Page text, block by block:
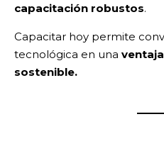
capacitación robustos.
Capacitar hoy permite
tecnológica en una
sostenible.